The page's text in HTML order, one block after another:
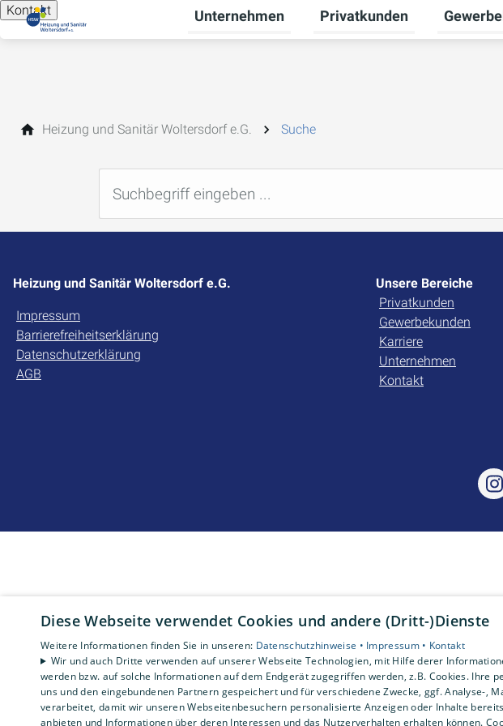
Kontakt Unternehmen
Untermenü für Unternehmen
Privatkunden
Heizung und Sanitär Woltersdorf e.G. Suche
Heizung und Sanitär Woltersdorf e.G.
Impressum
Barrierefreiheitserklärung
Datenschutzerklärung
AGB
Unsere Bereiche
Privatkunden
Gewerbekunden
Karriere
Unternehmen
Kontakt
Diese Webseite verwendet Cookies und andere (Dritt-)Dienste
Weitere Informationen finden Sie in unseren: Datenschutzhinweise • Impressum • Kontakt
Wir und auch Dritte verwenden auf unserer Webseite Technologien, mit Hilfe derer
werden bzw. auf solche Informationen auf dem Endgerät zugegriffen werden, z.B. Cookies. Ihre
uns und den eingebundenen Partnern gespeichert und für verschiedene Zwecke, ggf. Analyse-,
verarbeitet, damit wir unseren Webseitenbesuchern personalisierte Anzeigen oder Inhalte
anbieten und Informationen über deren Interessen und das Nutzerverhalten erhalten können.